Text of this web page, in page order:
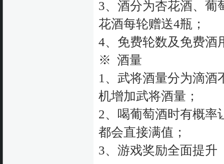
3、酒分为杏花酒、葡
花酒每轮赠送4瓶；
4、免费轮数及免费酒
※ 酒量
1、武将酒量分为滴酒
机增加武将酒量；
2、喝葡萄酒时有概率
都会直接满值；
3、游戏奖励全面提升